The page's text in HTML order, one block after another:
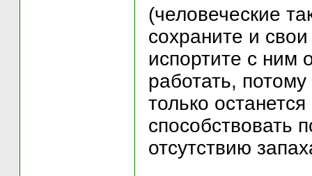
(человеческие
сохраните и
испортите с ним
работать,
только
способствовать
отсутствию